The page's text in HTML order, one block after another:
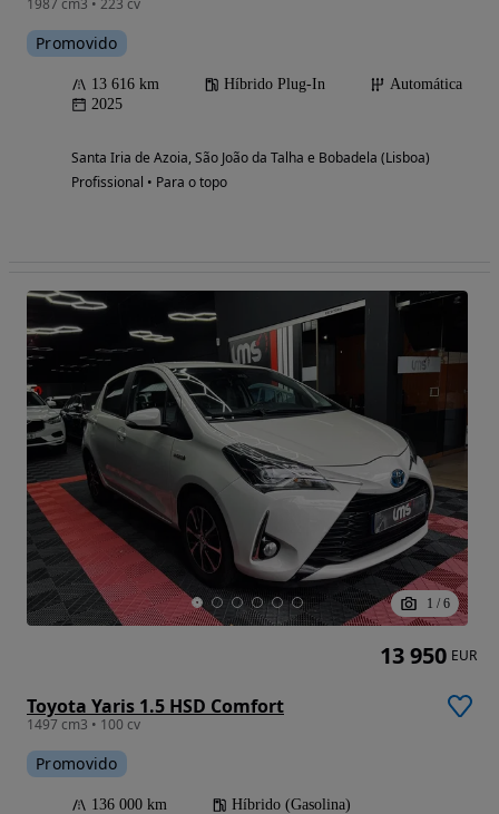
1987 cm3 • 223 cv
Promovido
13 616 km Híbrido Plug-In
Automática
2025
Santa Iria de Azoia, São João da Talha e Bobadela (Lisboa)
Profissional • Para o topo
1 / 6
Toyota Yaris 1.5 HSD Comfort
1497 cm3 • 100 cv
Promovido
136 000 km
Híbrido (Gasolina)
13 950 EUR